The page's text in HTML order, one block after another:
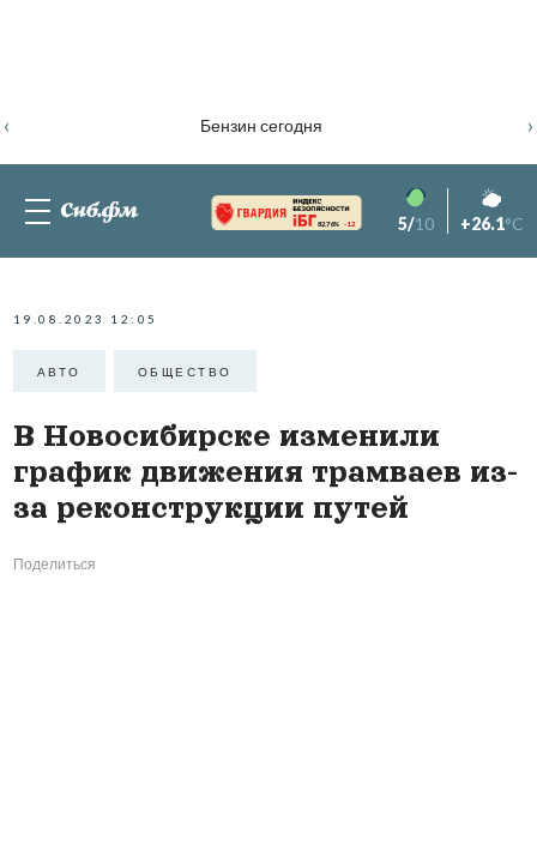
Бензин сегодня
‹ ›
82.76% -1.2 5/10 +26.1°C
19.08.2023 12:05
АВТО ОБЩЕСТВО
В Новосибирске изменили
график движения трамваев из-
за реконструкции путей
Поделиться